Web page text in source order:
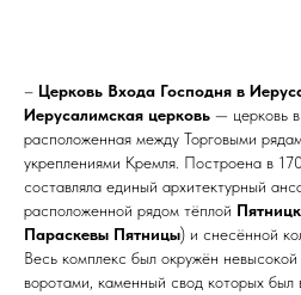
– Церковь Входа Господня в
Иерусалимская церковь — церковь в
расположенная между Торговыми
укреплениями Кремля. Построена в
составляла единый архитектурный
расположенной рядом тёплой
Параскевы Пятницы) и снесённой
Весь комплекс был окружён
воротами, каменный свод которых был